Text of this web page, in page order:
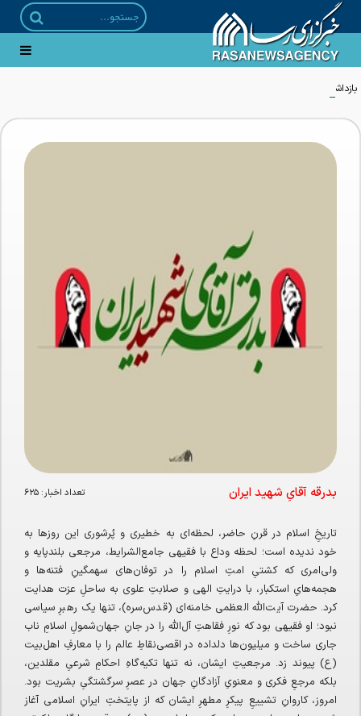
بازداشت ۲۱ مزدور موساد و ۴ شرور مسلح توسط وزارت اطلاعات
بدرقه آقایِ شهید ایران تعداد اخبار: ۶۲۵
تاریخِ اسلام در قرنِ حاضر، لحظه‌ای به خطیری و پُرشوری این روزها به
خود ندیده است؛ لحظه‌ وداع با فقیهی جامع‌الشرایط، مرجعی بلندپایه و
ولی‌امری که کشتیِ امتِ اسلام را در توفان‌های سهمگینِ فتنه‌ها و
هجمه‌هایِ استکبار، با درایتِ الهی و صلابتِ علوی به ساحلِ عزت هدایت
کرد. حضرت آیت‌الله العظمی خامنه‌ای (قدس‌سره)، تنها یک رهبرِ سیاسی
نبود؛ او فقیهی بود که نورِ فقاهتِ آل‌الله را در جانِ جهان‌شمولِ اسلامِ ناب
جاری ساخت و میلیون‌ها دلداده در اقصی‌نقاطِ عالم را با معارفِ اهل‌بیت
(ع) پیوند زد. مرجعیتِ ایشان، نه تنها تکیه‌گاهِ احکامِ شرعیِ مقلدین،
بلکه مرجعِ فکری و معنویِ آزادگانِ جهان در عصرِ سرگشتگیِ بشریت بود.
امروز، کاروانِ تشییعِ پیکرِ مطهرِ ایشان که از پایتختِ ایرانِ اسلامی آغاز